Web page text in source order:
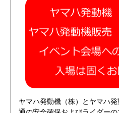
ヤマハ発動機（株）とヤマハ